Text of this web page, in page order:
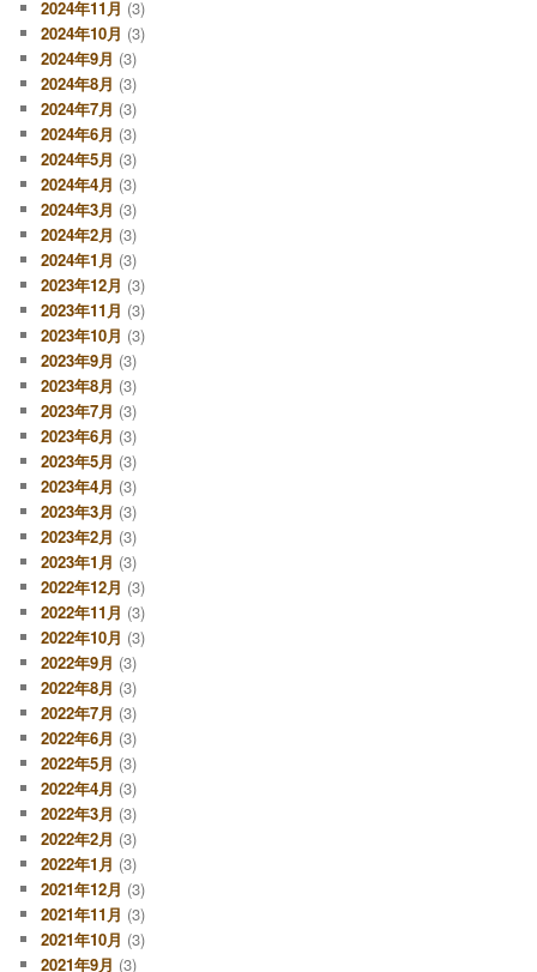
2024年11月 (3)
2024年10月 (3)
2024年9月 (3)
2024年8月 (3)
2024年7月 (3)
2024年6月 (3)
2024年5月 (3)
2024年4月 (3)
2024年3月 (3)
2024年2月 (3)
2024年1月 (3)
2023年12月 (3)
2023年11月 (3)
2023年10月 (3)
2023年9月 (3)
2023年8月 (3)
2023年7月 (3)
2023年6月 (3)
2023年5月 (3)
2023年4月 (3)
2023年3月 (3)
2023年2月 (3)
2023年1月 (3)
2022年12月 (3)
2022年11月 (3)
2022年10月 (3)
2022年9月 (3)
2022年8月 (3)
2022年7月 (3)
2022年6月 (3)
2022年5月 (3)
2022年4月 (3)
2022年3月 (3)
2022年2月 (3)
2022年1月 (3)
2021年12月 (3)
2021年11月 (3)
2021年10月 (3)
2021年9月 (3)